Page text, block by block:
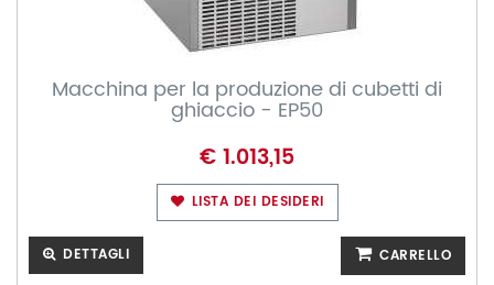
Macchina per la produzione di cubetti di
ghiaccio - EP50
€ 1.013,15
LISTA DEI DESIDERI
DETTAGLI CARRELLO